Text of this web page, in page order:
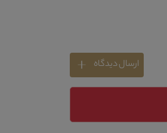
ارسال دیدگاه